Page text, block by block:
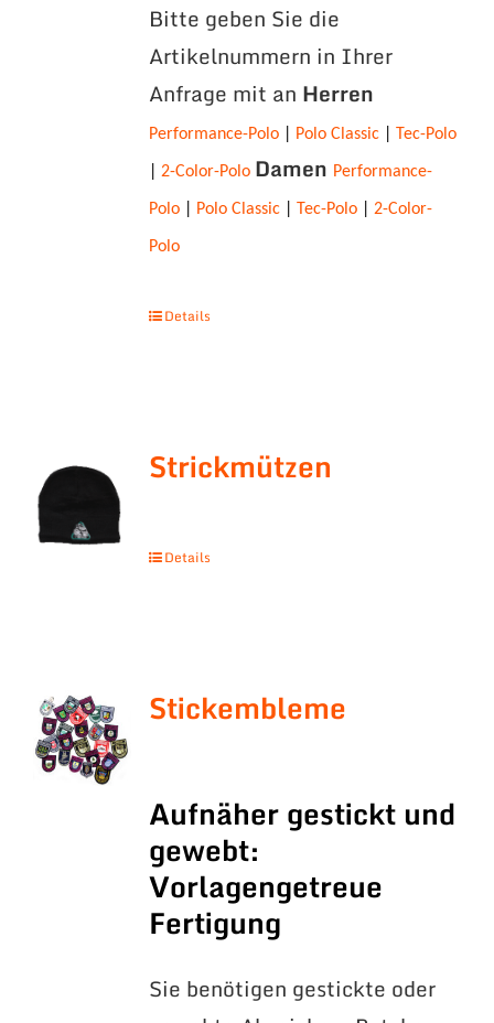
Bitte geben Sie die
Artikelnummern in Ihrer
Anfrage mit an Herren
Performance-Polo| Polo Classic| Tec-Polo
2-Color-Polo Damen Performance-
Polo| Polo Classic| Tec-Polo| 2-Color-
Polo
Details
Strickmützen
Details
Stickembleme
Aufnäher gestickt und
gewebt:
Vorlagengetreue
Fertigung
Sie benötigen gestickte oder